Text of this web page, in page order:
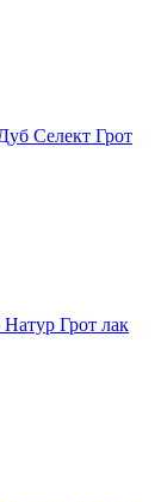
Селект Грот
Грот лак